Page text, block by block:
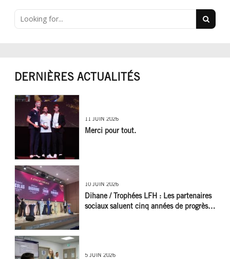
DERNIÈRES ACTUALITÉS
11 JUIN 2026
Merci pour tout.
10 JUIN 2026
Dihane / Trophées LFH : Les partenaires
sociaux saluent cinq années de progrès
5 JUIN 2026